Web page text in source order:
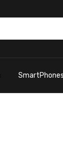
SmartPhones